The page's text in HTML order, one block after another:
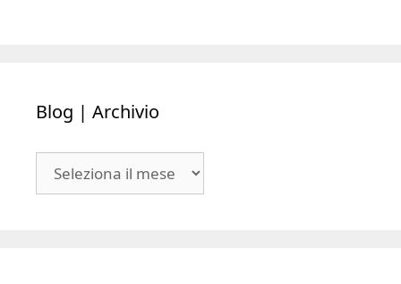
Blog | Archivio